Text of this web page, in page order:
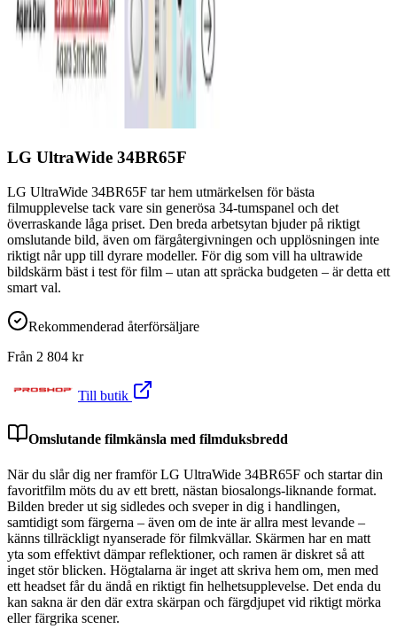
LG UltraWide 34BR65F
LG UltraWide 34BR65F tar hem utmärkelsen för bästa
filmupplevelse tack vare sin generösa 34-tumspanel och det
överraskande låga priset. Den breda arbetsytan bjuder på riktigt
omslutande bild, även om färgåtergivningen och upplösningen inte
riktigt når upp till dyrare modeller. För dig som vill ha ultrawide
bildskärm bäst i test för film – utan att spräcka budgeten – är detta ett
smart val.
Rekommenderad återförsäljare
Från 2 804 kr
Till butik
Omslutande filmkänsla med filmduksbredd
När du slår dig ner framför LG UltraWide 34BR65F och startar din
favoritfilm möts du av ett brett, nästan biosalongs-liknande format.
Bilden breder ut sig sidledes och sveper in dig i handlingen,
samtidigt som färgerna – även om de inte är allra mest levande –
känns tillräckligt nyanserade för filmkvällar. Skärmen har en matt
yta som effektivt dämpar reflektioner, och ramen är diskret så att
inget stör blicken. Högtalarna är inget att skriva hem om, men med
ett headset får du ändå en riktigt fin helhetsupplevelse. Det enda du
kan sakna är den där extra skärpan och färgdjupet vid riktigt mörka
eller färgrika scener.